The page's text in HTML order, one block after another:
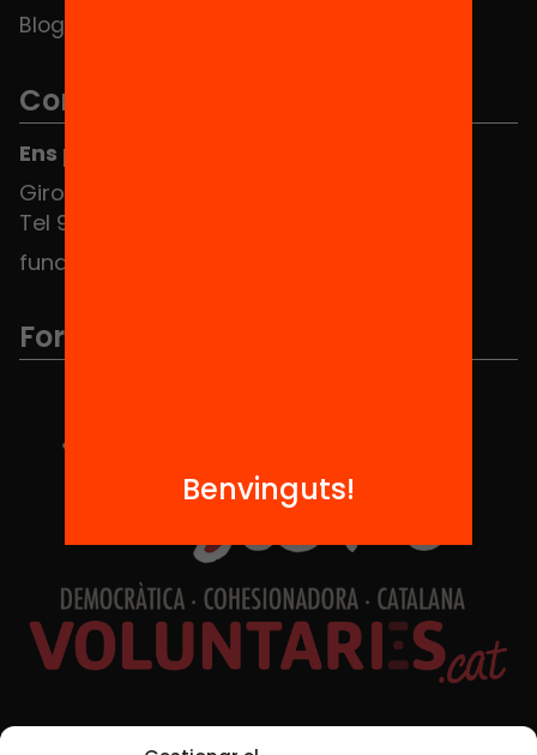
Blog
Contacte
Ens pots trobar al Hub Social
Girona 34, interior 08010 Barcelona
Tel 934 588 700
fundacio@equitat.org
Formem part de...
Xarxes Socials
Benvinguts!